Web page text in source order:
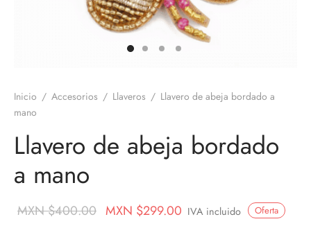
Inicio / Accesorios / Llaveros / Llavero de abeja bordado a
mano
Llavero de abeja bordado
a mano
Oferta
MXN $400.00 Original
MXN $299.00 Current
IVA incluido
aromáticos